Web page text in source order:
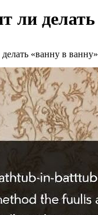
ли делать
«ванну в ванну»